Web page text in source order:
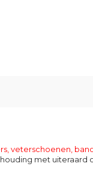
veterschoenen
met uiteraard